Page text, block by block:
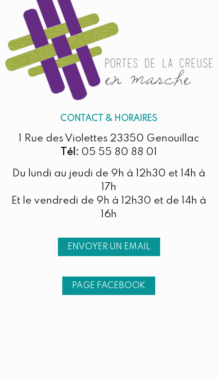
CONTACT & HORAIRES
1 Rue des Violettes 23350 Genouillac
Tél: 05 55 80 88 01
Du lundi au jeudi de 9h à 12h30 et 14h à
17h
Et le vendredi de 9h à 12h30 et de 14h à
16h
ENVOYER UN EMAIL
PAGE FACEBOOK